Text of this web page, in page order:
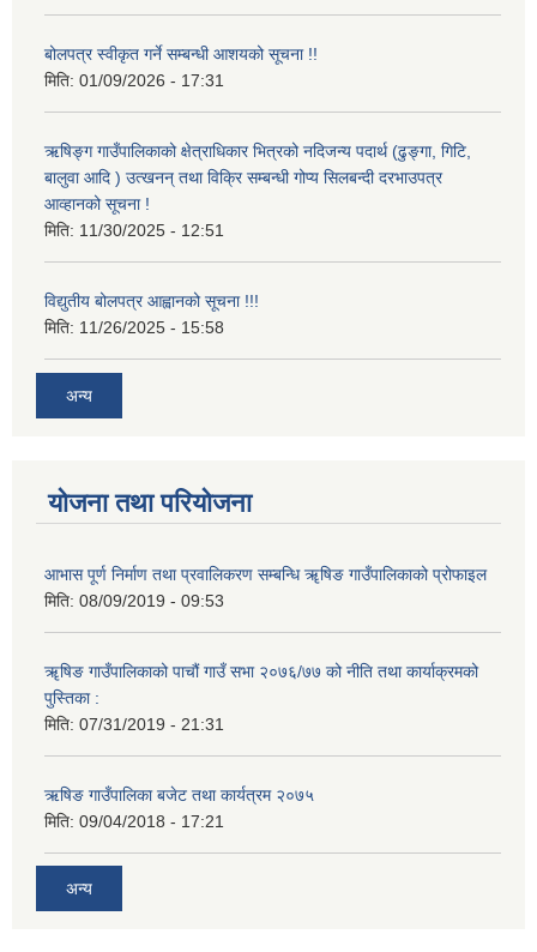
बोलपत्र स्वीकृत गर्ने सम्बन्धी आशयको सूचना !!
मिति: 01/09/2026 - 17:31
ऋषिङ्ग गाउँपालिकाको क्षेत्राधिकार भित्रको नदिजन्य पदार्थ (ढुङ्गा, गिटि,
बालुवा आदि ) उत्खनन् तथा विक्रि सम्बन्धी गोप्य सिलबन्दी दरभाउपत्र
आव्हानको सूचना !
मिति: 11/30/2025 - 12:51
विद्युतीय बोलपत्र आह्वानको सूचना !!!
मिति: 11/26/2025 - 15:58
अन्य
योजना तथा परियोजना
आभास पूर्ण निर्माण तथा प्रवालिकरण सम्बन्धि ॠषिङ गाउँपालिकाको प्रोफाइल
मिति: 08/09/2019 - 09:53
ॠषिङ गाउँपालिकाको पाचौं गाउँ सभा २०७६/७७ को नीति तथा कार्याक्रमको
पुस्तिका :
मिति: 07/31/2019 - 21:31
ऋषिङ गाउँपालिका बजेट तथा कार्यत्रम २०७५
मिति: 09/04/2018 - 17:21
अन्य